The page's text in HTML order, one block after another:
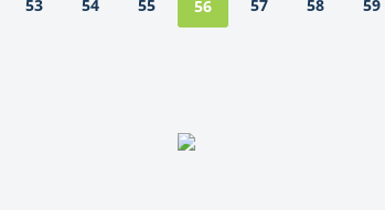
53 54 55 56 57 58 59